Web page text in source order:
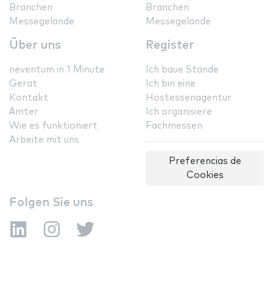
Branchen
Messegelände
Branchen
Messegelände
Über uns
neventum in 1 Minute
Gerät
Kontakt
Ämter
Wie es funktioniert
Arbeite mit uns
Register
Ich baue Stände
Ich bin eine
Hostessenagentur
Ich organisiere
Fachmessen
Preferencias de
Cookies
Folgen Sie uns